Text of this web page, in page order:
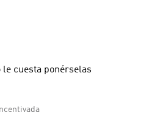
le cuesta ponérselas